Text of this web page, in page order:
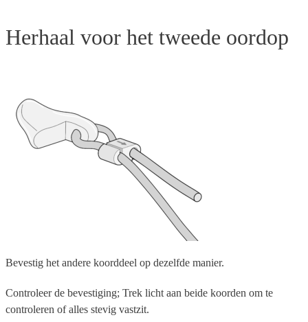
Herhaal voor het tweede oordop
Bevestig het andere koorddeel op dezelfde manier.
Controleer de bevestiging; Trek licht aan beide koorden om te
controleren of alles stevig vastzit.